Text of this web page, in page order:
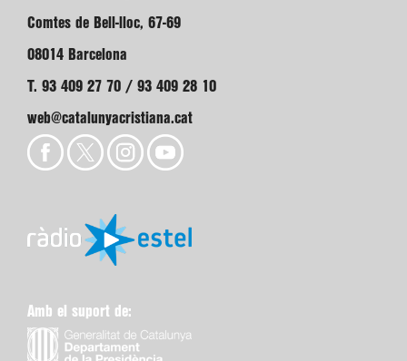
Comtes de Bell-lloc, 67-69
08014 Barcelona
T. 93 409 27 70 / 93 409 28 10
web@catalunyacristiana.cat
Amb el suport de: